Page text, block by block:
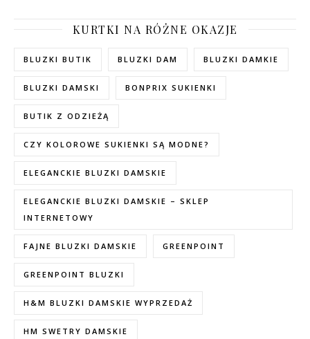
KURTKI NA RÓŻNE OKAZJE
BLUZKI BUTIK BLUZKI DAM BLUZKI DAMKIE
BLUZKI DAMSKI BONPRIX SUKIENKI
BUTIK Z ODZIEŻĄ
CZY KOLOROWE SUKIENKI SĄ MODNE?
ELEGANCKIE BLUZKI DAMSKIE
ELEGANCKIE BLUZKI DAMSKIE – SKLEP
INTERNETOWY
FAJNE BLUZKI DAMSKIE GREENPOINT
GREENPOINT BLUZKI
H&M BLUZKI DAMSKIE WYPRZEDAŻ
HM SWETRY DAMSKIE